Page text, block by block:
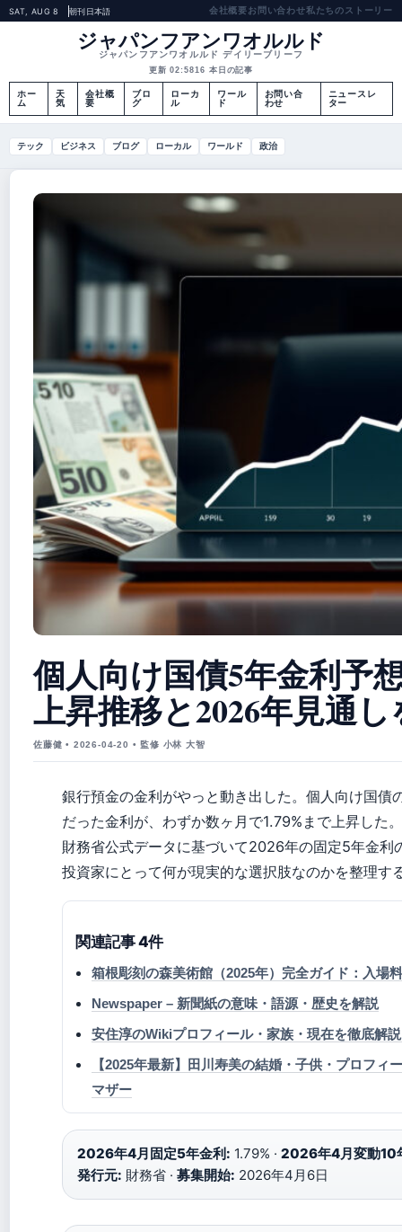
SAT, AUG 8 朝刊日本語 会社概要お問い合わせ私たちのストーリー
ジャパンフアンワオルルド
ジャパンフアンワオルルド デイリーブリーフ
更新 02:5816 本日の記事
ホー
ム
天
気
会社概
要
ブロ
グ
ローカ
ル
ワール
ド
お問い合
わせ
ニュースレ
ター
テック ビジネス ブログ ローカル ワールド 政治
個人向け国債5年金利予
上昇推移と2026年見通
佐藤健 • 2026-04-20 • 監修 小林 大智
銀行預金の金利がやっと動き出した。個人向け国
だった金利が、わずか数ヶ月で1.79%まで上昇した
財務省公式データに基づいて2026年の固定5年金利
投資家にとって何が現実的な選択肢なのかを整理す
関連記事 4件
箱根彫刻の森美術館（2025年）完全ガイド：入場
Newspaper – 新聞紙の意味・語源・歴史を解説
安住淳のWikiプロフィール・家族・現在を徹底解
【2025年最新】田川寿美の結婚・子供・プロフ
マザー
2026年4月固定5年金利: 1.79% · 2026年4月変動10
発行元: 財務省 · 募集開始: 2026年4月6日